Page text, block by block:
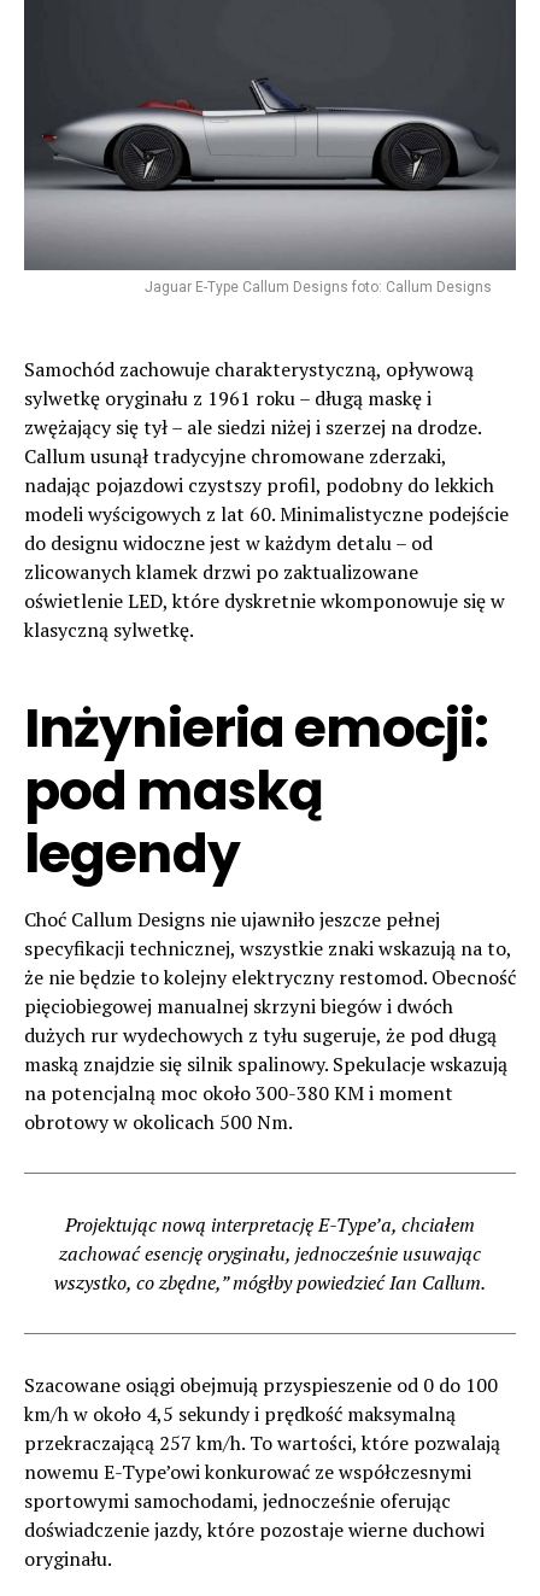
Jaguar E-Type Callum Designs foto: Callum Designs
Samochód zachowuje charakterystyczną, opływową
sylwetkę oryginału z 1961 roku – długą maskę i
zwężający się tył – ale siedzi niżej i szerzej na drodze.
Callum usunął tradycyjne chromowane zderzaki,
nadając pojazdowi czystszy profil, podobny do lekkich
modeli wyścigowych z lat 60. Minimalistyczne podejście
do designu widoczne jest w każdym detalu – od
zlicowanych klamek drzwi po zaktualizowane
oświetlenie LED, które dyskretnie wkomponowuje się w
klasyczną sylwetkę.
Inżynieria emocji:
pod maską
legendy
Choć Callum Designs nie ujawniło jeszcze pełnej
specyfikacji technicznej, wszystkie znaki wskazują na to,
że nie będzie to kolejny elektryczny restomod. Obecność
pięciobiegowej manualnej skrzyni biegów i dwóch
dużych rur wydechowych z tyłu sugeruje, że pod długą
maską znajdzie się silnik spalinowy. Spekulacje wskazują
na potencjalną moc około 300-380 KM i moment
obrotowy w okolicach 500 Nm.
Projektując nową interpretację E-Type’a, chciałem
zachować esencję oryginału, jednocześnie usuwając
wszystko, co zbędne,” mógłby powiedzieć Ian Callum.
Szacowane osiągi obejmują przyspieszenie od 0 do 100
km/h w około 4,5 sekundy i prędkość maksymalną
przekraczającą 257 km/h. To wartości, które pozwalają
nowemu E-Type’owi konkurować ze współczesnymi
sportowymi samochodami, jednocześnie oferując
doświadczenie jazdy, które pozostaje wierne duchowi
oryginału.